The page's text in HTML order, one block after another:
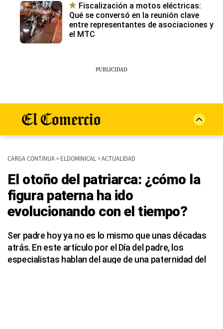
Fiscalización a motos eléctricas:
Qué se conversó en la reunión clave
entre representantes de asociaciones y
el MTC